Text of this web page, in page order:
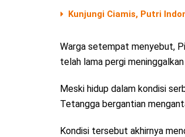
Kunjungi Ciamis, Putri
Warga setempat menyebut,
telah lama pergi
Meski hidup dalam kondisi
Tetangga bergantian
Kondisi tersebut akhirnya